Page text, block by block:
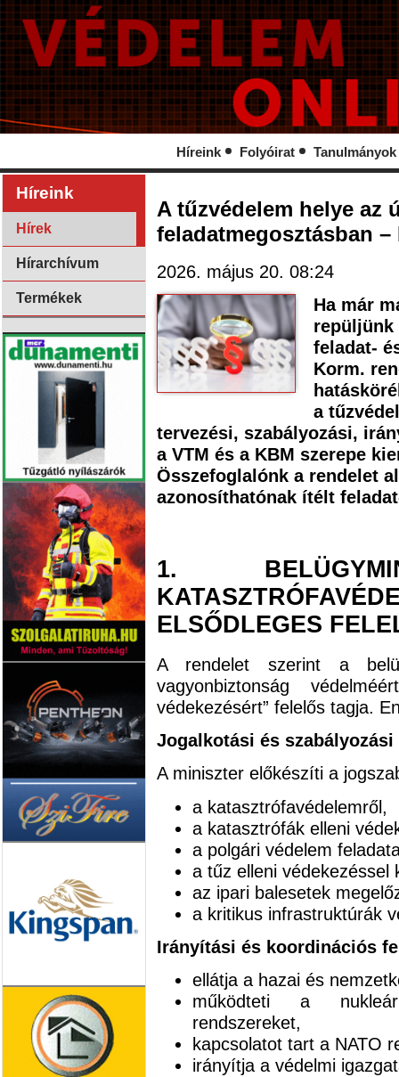
Híreink Folyóirat Tanulmányok
Híreink
Hírek
Hírarchívum
Termékek
A tűzvédelem helye az
feladatmegosztásban –
2026. május 20. 08:24
Ha már
repüljünk
feladat-
Korm.
a
tervezési, szabályozási,
a VTM és a KBM szerepe
Összefoglalónk a rendelet
azonosíthatónak ítélt
1.
ELSŐDLEGES
A rendelet szerint a
vagyonbiztonság
védekezésért” felelős tagja.
Jogalkotási és szabályozási
A miniszter előkészíti a
a katasztrófavédelemről,
a katasztrófák elleni
a polgári védelem
a tűz elleni védekezéssel
az ipari balesetek
a kritikus infrastruktúrák
Irányítási és koordinációs
ellátja a hazai és
működteti a
rendszereket,
kapcsolatot tart a NATO
irányítja a védelmi